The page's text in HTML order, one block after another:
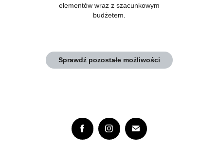
elementów wraz z szacunkowym
budżetem.
Sprawdź pozostałe możliwości